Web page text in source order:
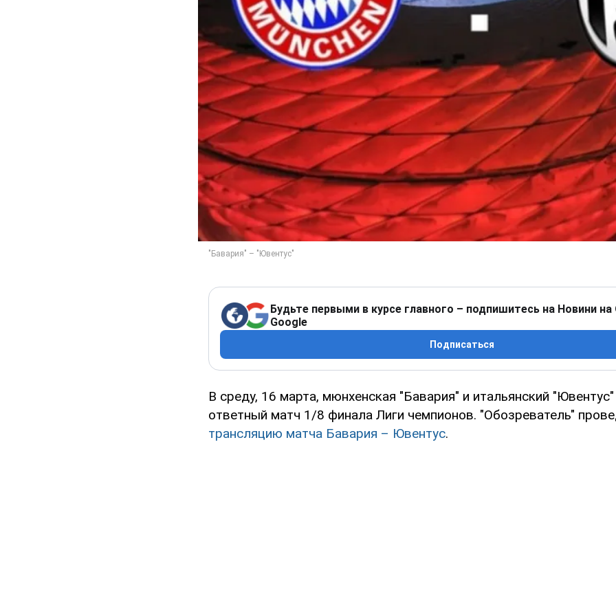
Будьте первыми в курсе главного – подпишитесь на Новини на
Google
Подписаться
В среду, 16 марта, мюнхенская "Бавария" и итальянский
ответный матч 1/8 финала Лиги чемпионов. "Обозреватель"
трансляцию матча Бавария – Ювентус.